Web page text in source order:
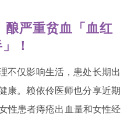
严重贫血「血红
！
不仅影响生活，患处长期出
康。赖依伶医师也分享近期
性患者痔疮出血量和女性经